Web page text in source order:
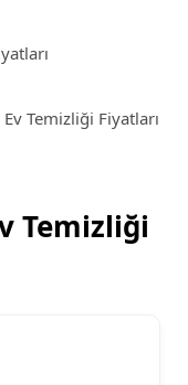
Ev Temizliği Fiyatları
Temizliği